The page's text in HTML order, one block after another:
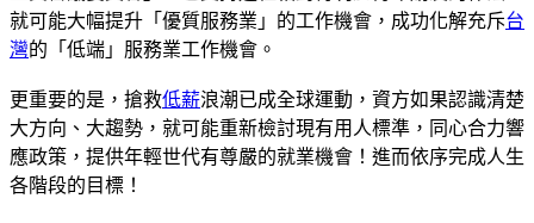
就可能大幅提升「優質服務業」的工作機會，成功化解充斥台
灣的「低端」服務業工作機會。
更重要的是，搶救低薪浪潮已成全球運動，資方如果認識清楚
大方向、大趨勢，就可能重新檢討現有用人標準，同心合力響
應政策，提供年輕世代有尊嚴的就業機會！進而依序完成人生
各階段的目標！